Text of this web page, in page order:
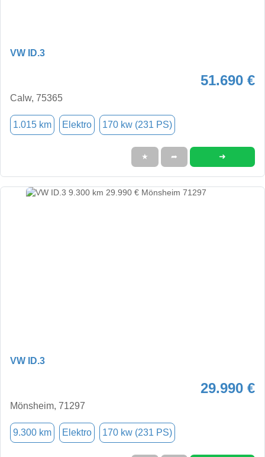
VW ID.3
51.690 €
Calw, 75365
1.015 km Elektro 170 kw (231 PS)
★ ➦ ➜
VW ID.3
29.990 €
Mönsheim, 71297
9.300 km Elektro 170 kw (231 PS)